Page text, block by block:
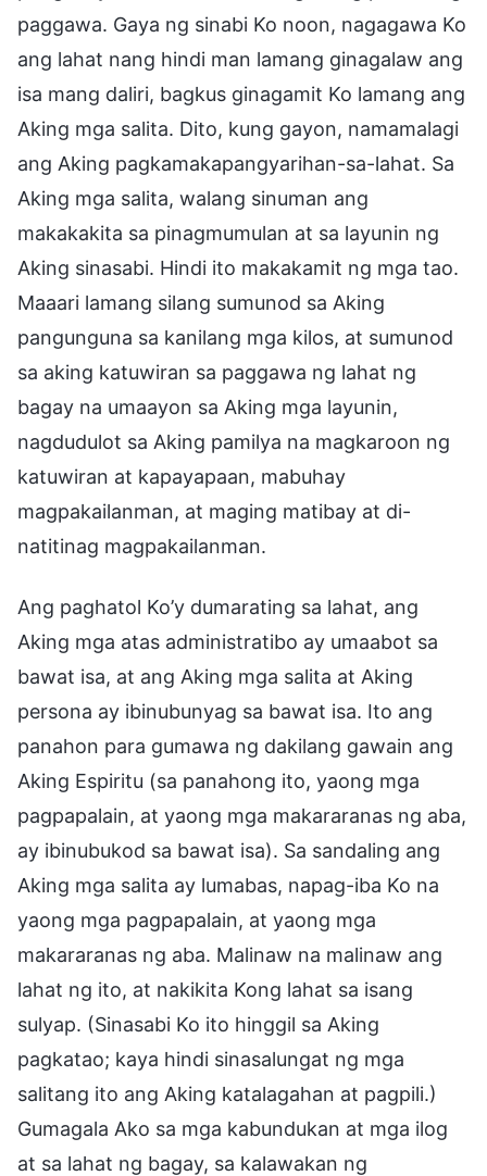
paggawa. Gaya ng sinabi Ko noon, nagagawa Ko
ang lahat nang hindi man lamang ginagalaw ang
isa mang daliri, bagkus ginagamit Ko lamang ang
Aking mga salita. Dito, kung gayon, namamalagi
ang Aking pagkamakapangyarihan-sa-lahat. Sa
Aking mga salita, walang sinuman ang
makakakita sa pinagmumulan at sa layunin ng
Aking sinasabi. Hindi ito makakamit ng mga tao.
Maaari lamang silang sumunod sa Aking
pangunguna sa kanilang mga kilos, at sumunod
sa aking katuwiran sa paggawa ng lahat ng
bagay na umaayon sa Aking mga layunin,
nagdudulot sa Aking pamilya na magkaroon ng
katuwiran at kapayapaan, mabuhay
magpakailanman, at maging matibay at di-
natitinag magpakailanman.
Ang paghatol Ko’y dumarating sa lahat, ang
Aking mga atas administratibo ay umaabot sa
bawat isa, at ang Aking mga salita at Aking
persona ay ibinubunyag sa bawat isa. Ito ang
panahon para gumawa ng dakilang gawain ang
Aking Espiritu (sa panahong ito, yaong mga
pagpapalain, at yaong mga makararanas ng aba,
ay ibinubukod sa bawat isa). Sa sandaling ang
Aking mga salita ay lumabas, napag-iba Ko na
yaong mga pagpapalain, at yaong mga
makararanas ng aba. Malinaw na malinaw ang
lahat ng ito, at nakikita Kong lahat sa isang
sulyap. (Sinasabi Ko ito hinggil sa Aking
pagkatao; kaya hindi sinasalungat ng mga
salitang ito ang Aking katalagahan at pagpili.)
Gumagala Ako sa mga kabundukan at mga ilog
at sa lahat ng bagay, sa kalawakan ng